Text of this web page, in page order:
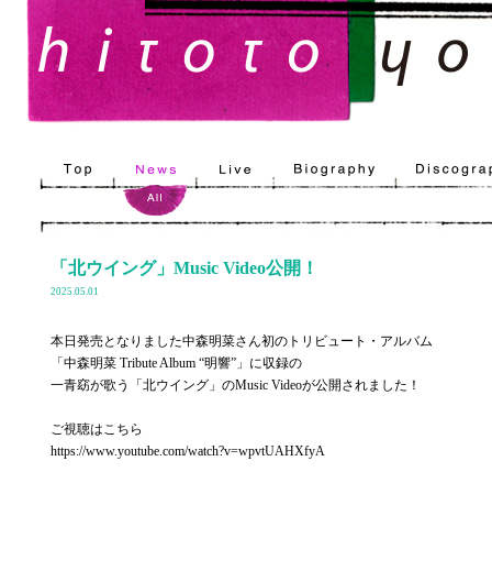
「北ウイング」Music Video公開！
2025.05.01
本日発売となりました中森明菜さん初のトリビュート・アルバム
「中森明菜 Tribute Album “明響”」に収録の
一青窈が歌う「北ウイング」のMusic Videoが公開されました！
ご視聴はこちら
https://www.youtube.com/watch?v=wpvtUAHXfyA